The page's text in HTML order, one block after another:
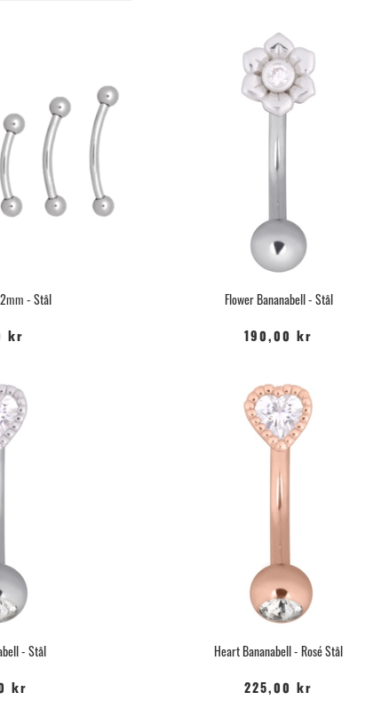
- Stål
kr
Flower Bananabell - Stål
190,00 kr
- Stål
kr
Heart Bananabell - Rosé Stål
225,00 kr